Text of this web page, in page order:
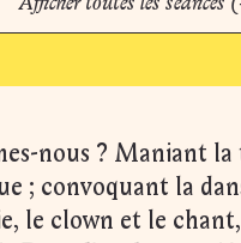
nous ? Maniant la
; convoquant la
le clown et le chant,